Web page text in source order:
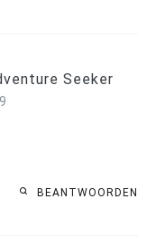
Seeker
BEANTWOORDEN